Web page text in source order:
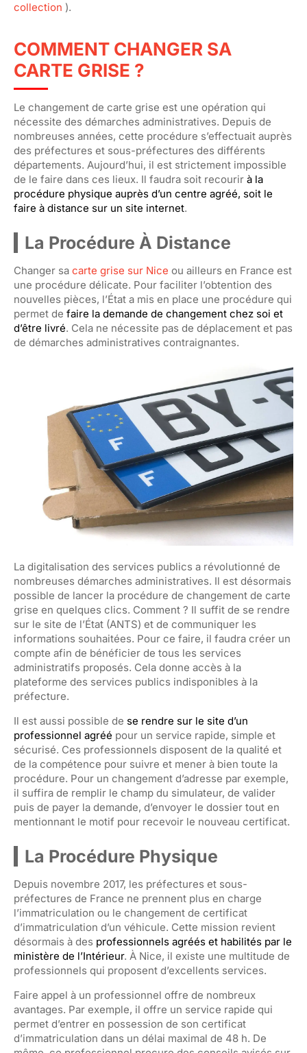
collection ).
COMMENT CHANGER SA
CARTE GRISE ?
Le changement de carte grise est une opération qui
nécessite des démarches administratives. Depuis de
nombreuses années, cette procédure s’effectuait auprès
des préfectures et sous-préfectures des différents
départements. Aujourd’hui, il est strictement impossible
de le faire dans ces lieux. Il faudra soit recourir à la
procédure physique auprès d’un centre agréé, soit le
faire à distance sur un site internet.
La Procédure À Distance
Changer sa carte grise sur Nice ou ailleurs en France est
une procédure délicate. Pour faciliter l’obtention des
nouvelles pièces, l’État a mis en place une procédure qui
permet de faire la demande de changement chez soi et
d’être livré. Cela ne nécessite pas de déplacement et pas
de démarches administratives contraignantes.
La digitalisation des services publics a révolutionné de
nombreuses démarches administratives. Il est désormais
possible de lancer la procédure de changement de carte
grise en quelques clics. Comment ? Il suffit de se rendre
sur le site de l’État (ANTS) et de communiquer les
informations souhaitées. Pour ce faire, il faudra créer un
compte afin de bénéficier de tous les services
administratifs proposés. Cela donne accès à la
plateforme des services publics indisponibles à la
préfecture.
Il est aussi possible de se rendre sur le site d’un
professionnel agréé pour un service rapide, simple et
sécurisé. Ces professionnels disposent de la qualité et
de la compétence pour suivre et mener à bien toute la
procédure. Pour un changement d’adresse par exemple,
il suffira de remplir le champ du simulateur, de valider
puis de payer la demande, d’envoyer le dossier tout en
mentionnant le motif pour recevoir le nouveau certificat.
La Procédure Physique
Depuis novembre 2017, les préfectures et sous-
préfectures de France ne prennent plus en charge
l’immatriculation ou le changement de certificat
d’immatriculation d’un véhicule. Cette mission revient
désormais à des professionnels agréés et habilités par le
ministère de l’Intérieur. À Nice, il existe une multitude de
professionnels qui proposent d’excellents services.
Faire appel à un professionnel offre de nombreux
avantages. Par exemple, il offre un service rapide qui
permet d’entrer en possession de son certificat
d’immatriculation dans un délai maximal de 48 h. De